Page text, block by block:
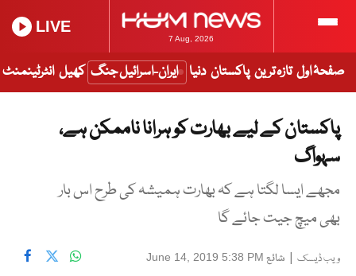
7 Aug, 2026
LIVE
صفحۂ اول تازہ ترین پاکستان دنیا ایران-اسرائیل جنگ کھیل انٹرٹینمنٹ
پاکستان کے لیے بھارت کو ہرانا ناممکن ہے،
سہواگ
مجھے ایسا لگتا ہے کہ بھارت ہمیشہ کی طرح اس بار
بھی میچ جیت جائے گا
ویب ڈیسک | شائع June 14, 2019 5:38 PM